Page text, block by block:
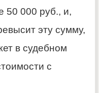
50 000 руб., и,
эту сумму,
в судебном
с